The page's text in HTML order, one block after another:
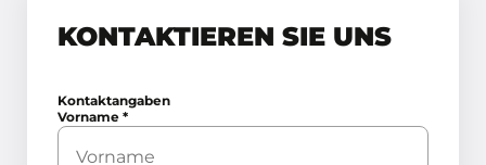
KONTAKTIEREN SIE UNS
Kontaktangaben
Vorname*